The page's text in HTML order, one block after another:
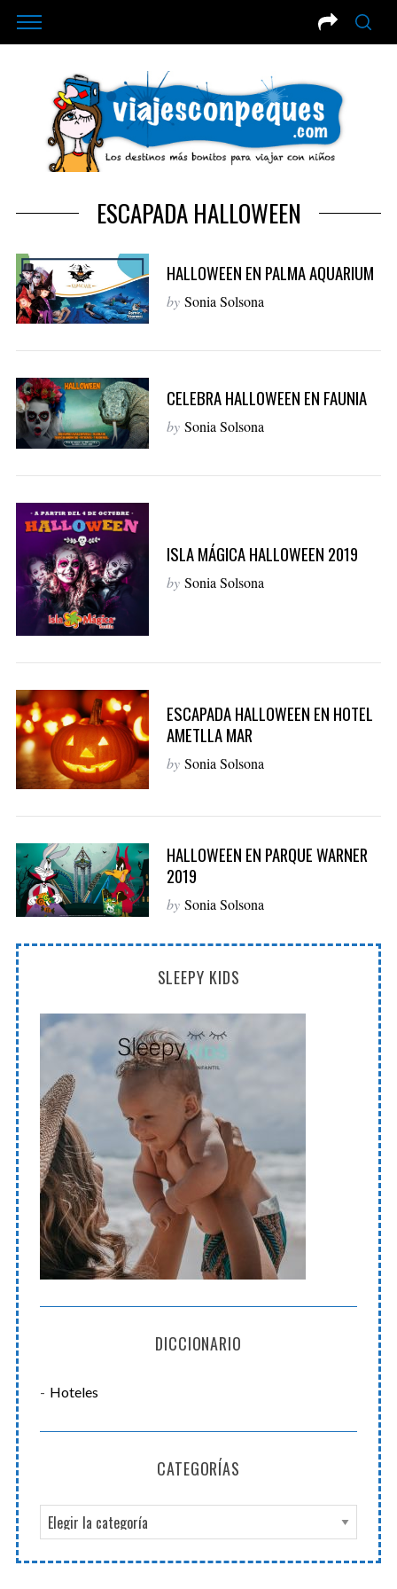
ESCAPADA HALLOWEEN
HALLOWEEN EN PALMA AQUARIUM
by Sonia Solsona
CELEBRA HALLOWEEN EN FAUNIA
by Sonia Solsona
ISLA MÁGICA HALLOWEEN 2019
by Sonia Solsona
ESCAPADA HALLOWEEN EN HOTEL
AMETLLA MAR
by Sonia Solsona
HALLOWEEN EN PARQUE WARNER
2019
by Sonia Solsona
SLEEPY KIDS
DICCIONARIO
Hoteles
CATEGORÍAS
a
t
S
e
a
r
c
h
: